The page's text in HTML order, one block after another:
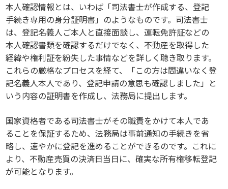
本人確認情報とは、いわば「司法書士が作成する、登記
手続き専用の身分証明書」のようなものです。司法書士
は、登記名義人ご本人と直接面談し、運転免許証などの
本人確認書類を確認するだけでなく、不動産を取得した
経緯や権利証を紛失した事情などを詳しく聴き取ります。
これらの厳格なプロセスを経て、「この方は間違いなく登
記名義人本人であり、登記申請の意思も確認しました」と
いう内容の証明書を作成し、法務局に提出します。
国家資格者である司法書士がその職責をかけて本人であ
ることを保証するため、法務局は事前通知の手続きを省
略し、速やかに登記を進めることができるのです。これに
より、不動産売買の決済日当日に、確実な所有権移転登記
が可能となります。